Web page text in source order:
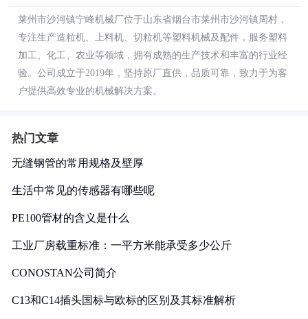
莱州市沙河镇宁峰机械厂位于山东省烟台市莱州市沙河镇周村，
专注生产造粒机、上料机、切粒机等塑料机械及配件，服务塑料
加工、化工、农业等领域，拥有成熟的生产技术和丰富的行业经
验。公司成立于2019年，坚持原厂直供，品质可靠，致力于为客
户提供高效专业的机械解决方案。
热门文章
无缝钢管的常用规格及壁厚
生活中常见的传感器有哪些呢
PE100管材的含义是什么
工业厂房载重标准：一平方米能承受多少公斤
CONOSTAN公司简介
C13和C14插头国标与欧标的区别及其标准解析